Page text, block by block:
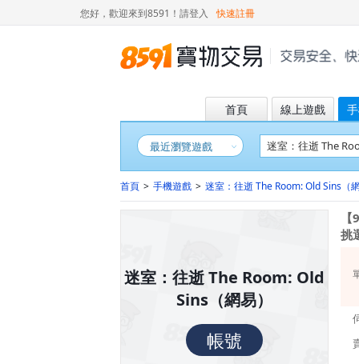
您好，歡迎來到8591！ 請登入 快速註冊
首頁 線上遊戲
最近瀏覽遊戲
首頁 > 手機遊戲 > 迷室：往逝 The Room: Old Sins（
迷室：往逝 The Room: Old
Sins（網易）
帳號
挑